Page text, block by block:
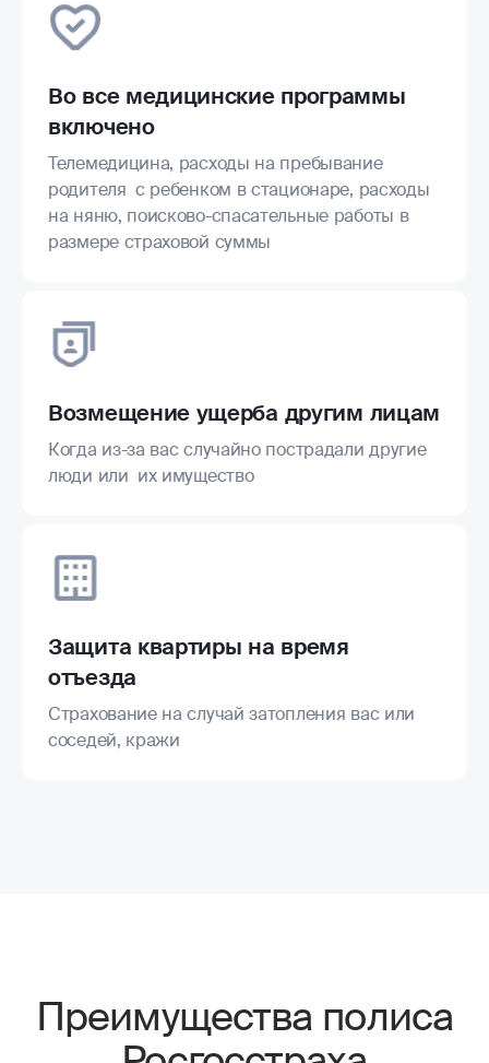
Во все медицинские программы
включено
Телемедицина, расходы на пребывание
родителя с ребенком в стационаре, расходы
на няню, поисково-спасательные работы в
размере страховой суммы
Возмещение ущерба другим лицам
Когда из-за вас случайно пострадали другие
люди или их имущество
Защита квартиры на время
отъезда
Страхование на случай затопления вас или
соседей, кражи
Преимущества полиса